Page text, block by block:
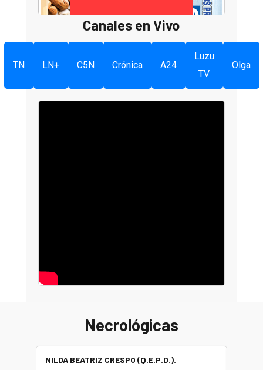
Canales en Vivo
TN LN+ C5N Crónica A24
Luzu
TV
Olga
Necrológicas
NILDA BEATRIZ CRESPO (Q.E.P.D.).